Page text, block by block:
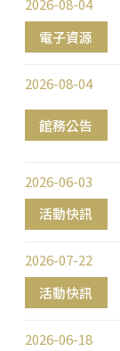
電子資源
2026-08-04
館務公告
2026-08-04
活動快訊
2026-06-03
活動快訊
2026-07-22
2026-06-18